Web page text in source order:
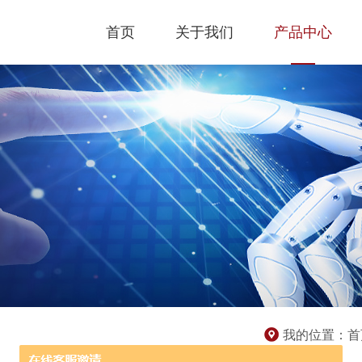
首页 关于我们 产品中心
我的位置：